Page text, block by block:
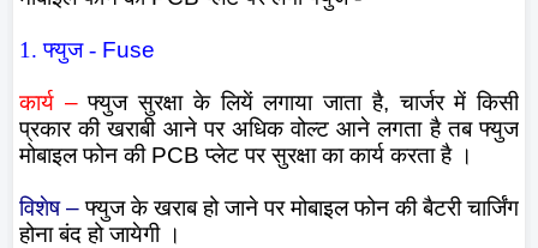
1. फ्युज - Fuse
कार्य – फ्युज सुरक्षा के लियें लगाया जाता है, चार्जर में किसी
प्रकार की खराबी आने पर अधिक वोल्ट आने लगता है तब फ्युज
मोबाइल फोन की PCB प्लेट पर सुरक्षा का कार्य करता है ।
विशेष – फ्युज के खराब हो जाने पर मोबाइल फोन की बैटरी चार्जिंग
होना बंद हो जायेगी ।